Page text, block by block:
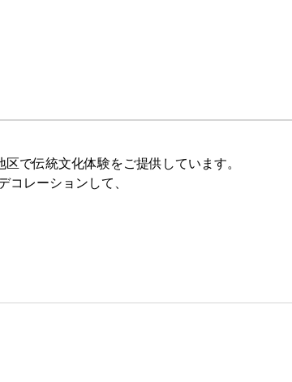
で伝統文化体験をご提供しています。
レーションして、